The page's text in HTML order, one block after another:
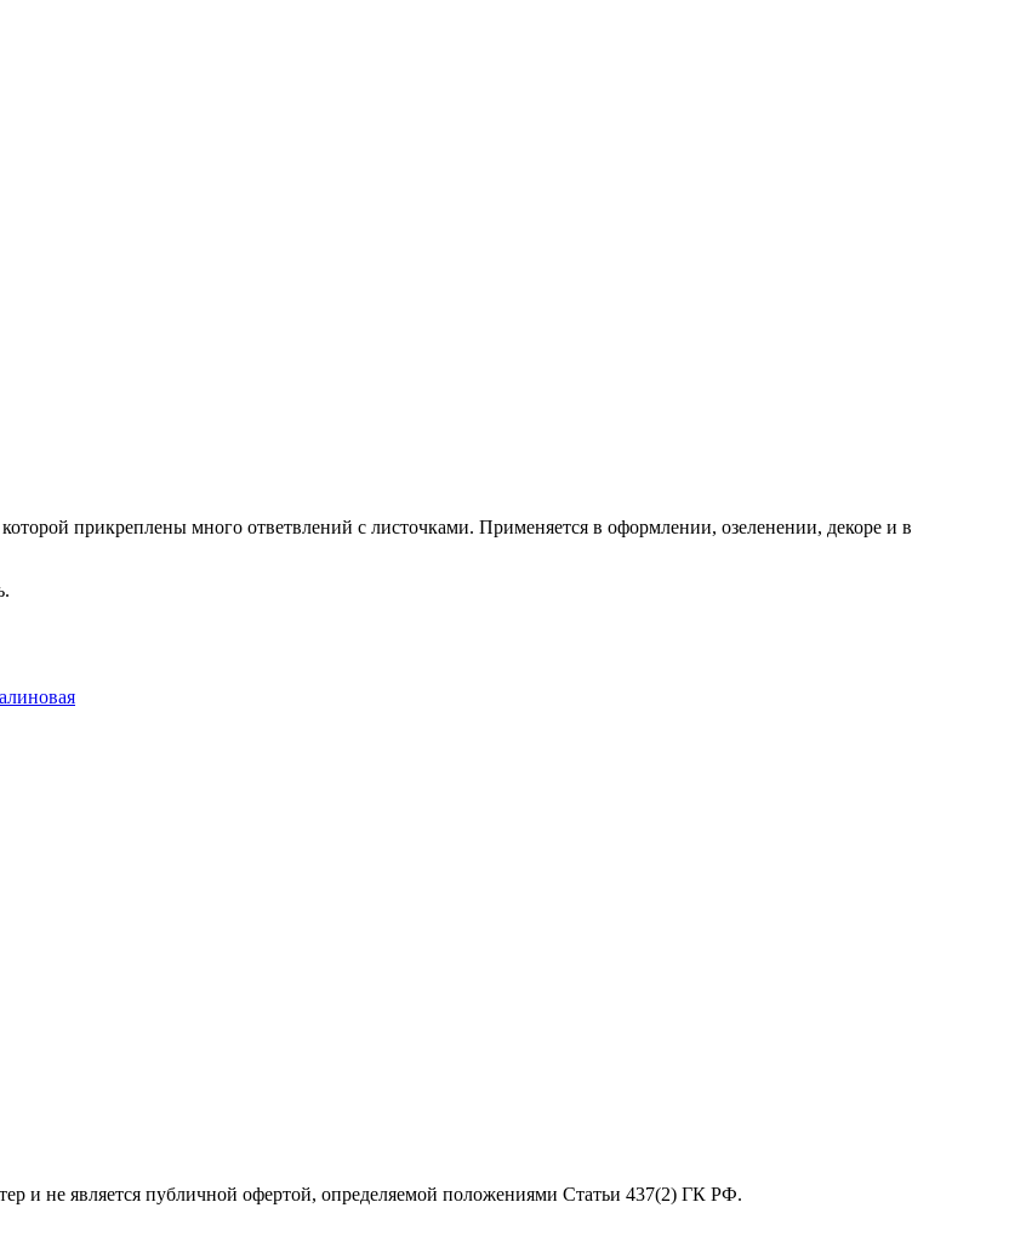
прикреплены много ответвлений с листочками. Применяется в оформлении, озеленении, декоре и в
и не является публичной офертой, определяемой положениями Статьи 437(2) ГК РФ.